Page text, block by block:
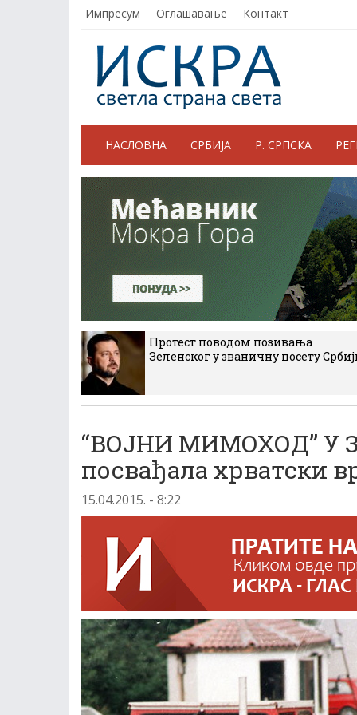
Импресум Оглашавање Контакт
НАСЛОВНА СРБИЈА Р. СРПСКА
Протест поводом позивања
Зеленског у званичну посету
“ВОЈНИ МИМОХОД” У
посвађала хрватски
15.04.2015. - 8:22